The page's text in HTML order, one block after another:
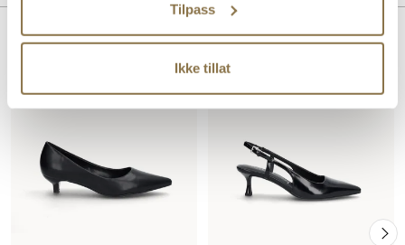
Tilpass
Ikke tillat
For:Syntet
Lignende produkter